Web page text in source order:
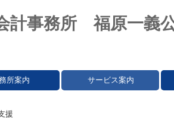
所案内 サービス案内
援